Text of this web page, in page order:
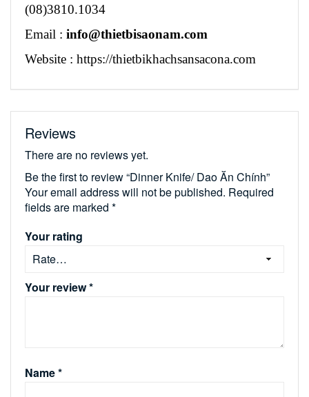
(08)3810.1034
Email : info@thietbisaonam.com
Website : https://thietbikhachsansacona.com
Reviews
There are no reviews yet.
Be the first to review “Dinner Knife/ Dao Ăn Chính”
Your email address will not be published. Required
fields are marked *
Your rating
Your review*
Name*